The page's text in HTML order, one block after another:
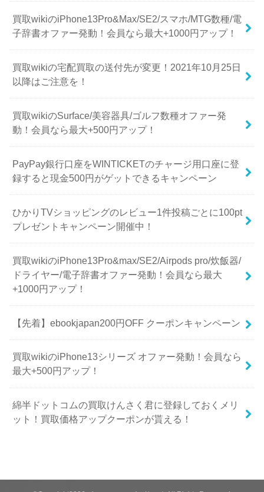
買取wikiのiPhone13Pro&Max/SE2/スマホ/MTG数種/電
子辞書オファー発動！会員なら最大+1000円アップ！
買取wikiの宅配買取の送付先が変更！2021年10月25日
以降はご注意を！
買取wikiのSurface/美容器具/ゴルフ数種オファー発
動！会員なら最大+500円アップ！
PayPay銀行口座をWINTICKETのチャージ用口座に登
録すると現金500円がゲットできるキャンペーン
ひかりTVショッピングのレビュー1件投稿ごとに100pt
プレゼントキャンペーン開催中！
買取wikiのiPhone13Pro&max/SE2/Airpods pro/炊飯器/
ドライヤー/電子辞書オファー発動！会員なら最大
+1000円アップ！
【先着】ebookjapan200円OFF クーポンキャンペーン
買取wikiのiPhone13シリーズ オファー発動！会員なら
最大+500円アップ！
綿半ドットコムの買取けんさく君に登録しておくメリ
ット！買取価格アップクーポンが貰える！